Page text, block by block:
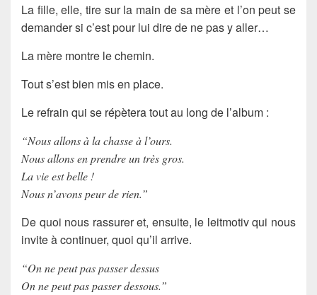
La fille, elle, tire sur la main de sa mère et l’on peut se
demander si c’est pour lui dire de ne pas y aller…
La mère montre le chemin.
Tout s’est bien mis en place.
Le refrain qui se répètera tout au long de l’album :
“Nous allons à la chasse à l’ours.
Nous allons en prendre un très gros.
La vie est belle !
Nous n’avons peur de rien.”
De quoi nous rassurer et, ensuite, le leitmotiv qui nous
invite à continuer, quoi qu’il arrive.
“On ne peut pas passer dessus
On ne peut pas passer dessous.”